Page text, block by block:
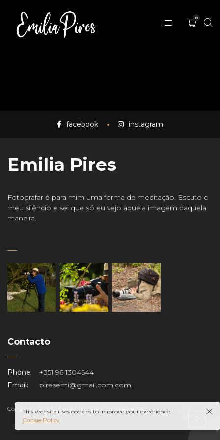
0
facebook instagram
Emilia Pires
Fotografar é para mim uma forma de meditação. Escuto o
meu silêncio e sei que só eu vejo aquela imagem daquela
maneira.
Contacto
Phone:
+351 96 1304644
Email:
piresemi@gmail.com.com
Copyright © 2022 Emília Pires. All Rights Reserved.
This website uses cookies to improve your experience.
Cookie Policy